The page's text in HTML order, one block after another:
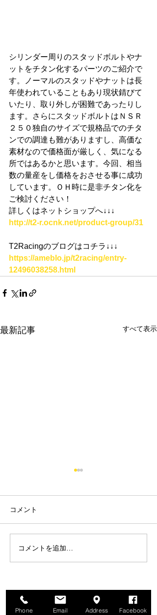
シリンダー周りのスタッドボルトやナ
ットをチタン化するパーツのご紹介で
す。ノーマルのスタッドやナットは長
年使われていることもあり現状錆びて
いたり、取り外しが困難であったりし
ます。さらにスタッドボルトはＮＳＲ
２５０独自のサイズで規格品でのチタ
ンでの調達も難がありますし、高価な
素材なので価格面が厳しく、気になる
所ではあるかと思います。今回、相当
数の量産をし価格をおさせる事に成功
しています。ＯＨ時に是非チタン化を
ご検討ください！
詳しくはネットショップへ↓↓↓
http://t2-r.ocnk.net/product-group/31
T2Racingのブログはコチラ ↓↓↓
https://ameblo.jp/t2racing/entry-
12496038258.html
最新記事 すべて表示
コメント
コメントを追加…
Phone Email Address Facebook